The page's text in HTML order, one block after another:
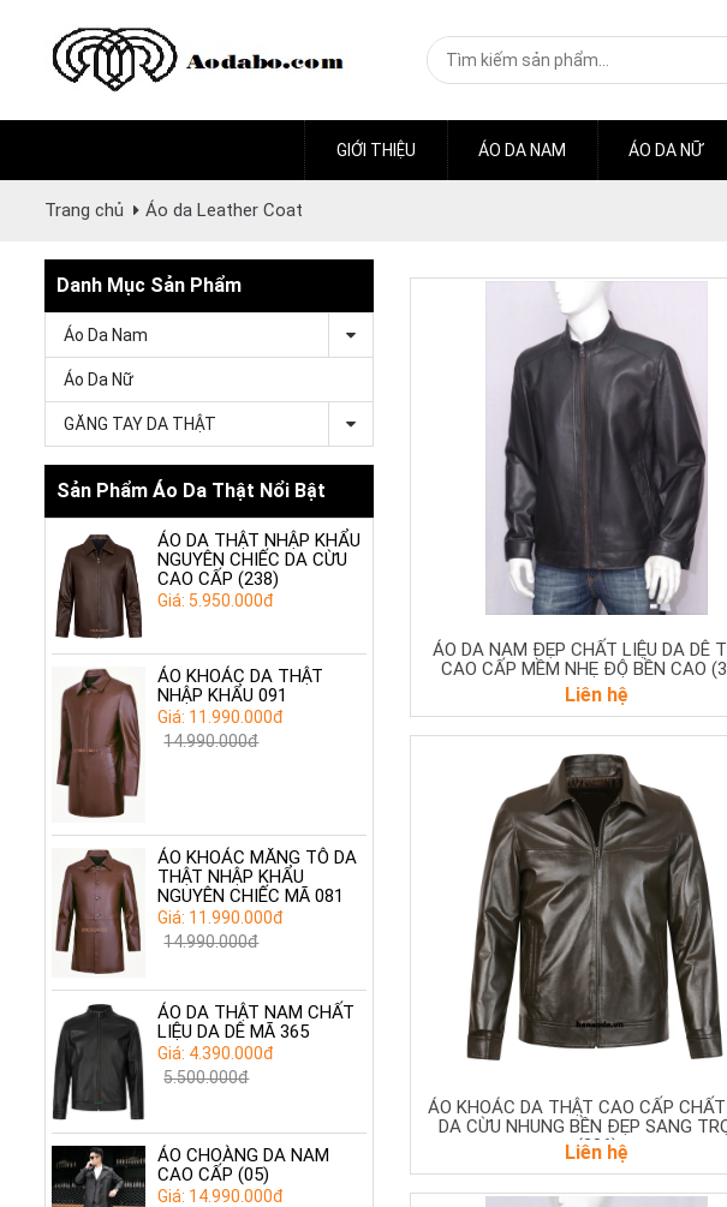
GIỚI THIỆU ÁO DA NAM ÁO DA NỮ
Trang chủ Áo da Leather Coat
Danh Mục Sản Phẩm
Áo Da Nam
Áo Da Nữ
GĂNG TAY DA THẬT
Sản Phẩm Áo Da Thật Nổi Bật
ÁO DA THẬT NHẬP KHẨU
NGUYÊN CHIẾC DA CỪU
CAO CẤP (238)
Giá: 5.950.000đ
ÁO KHOÁC DA THẬT
NHẬP KHẨU 091
Giá: 11.990.000đ
14.990.000đ
ÁO KHOÁC MĂNG TÔ DA
THẬT NHẬP KHẨU
NGUYÊN CHIẾC MÃ 081
Giá: 11.990.000đ
14.990.000đ
ÁO DA THẬT NAM CHẤT
LIỆU DA DÊ MÃ 365
Giá: 4.390.000đ
5.500.000đ
ÁO CHOÀNG DA NAM
CAO CẤP (05)
Giá: 14.990.000đ
ÁO DA NAM ĐẸP CHẤT LIỆU DA DÊ
CAO CẤP MỀM NHẸ ĐỘ BỀN CAO
Liên hệ
ÁO KHOÁC DA THẬT CAO CẤP CHẤT
DA CỪU NHUNG BỀN ĐẸP SANG
(236)
Liên hệ